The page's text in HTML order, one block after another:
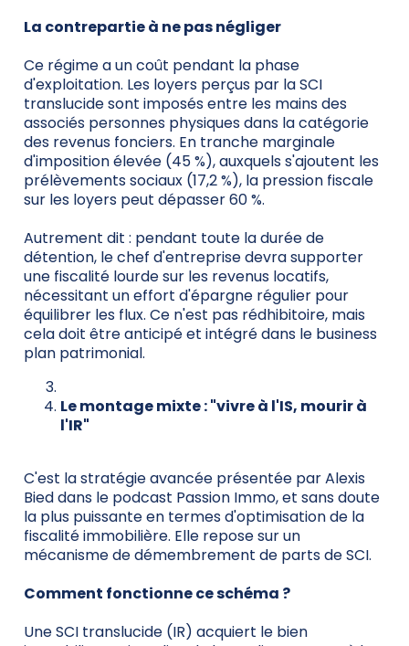
La contrepartie à ne pas négliger
Ce régime a un coût pendant la phase
d'exploitation. Les loyers perçus par la SCI
translucide sont imposés entre les mains des
associés personnes physiques dans la catégorie
des revenus fonciers. En tranche marginale
d'imposition élevée (45 %), auxquels s'ajoutent les
prélèvements sociaux (17,2 %), la pression fiscale
sur les loyers peut dépasser 60 %.
Autrement dit : pendant toute la durée de
détention, le chef d'entreprise devra supporter
une fiscalité lourde sur les revenus locatifs,
nécessitant un effort d'épargne régulier pour
équilibrer les flux. Ce n'est pas rédhibitoire, mais
cela doit être anticipé et intégré dans le business
plan patrimonial.
Le montage mixte : "vivre à l'IS, mourir à
l'IR"
C'est la stratégie avancée présentée par Alexis
Bied dans le podcast Passion Immo, et sans doute
la plus puissante en termes d'optimisation de la
fiscalité immobilière. Elle repose sur un
mécanisme de démembrement de parts de SCI.
Comment fonctionne ce schéma ?
Une SCI translucide (IR) acquiert le bien